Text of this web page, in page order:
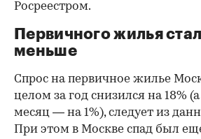
Росреестром.
Первичного жилья
меньше
Спрос на первичное жилье
целом за год снизился на 18%
месяц — на 1%), следует из
При этом в Москве спад был